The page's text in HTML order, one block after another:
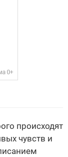
происходят
чувств и